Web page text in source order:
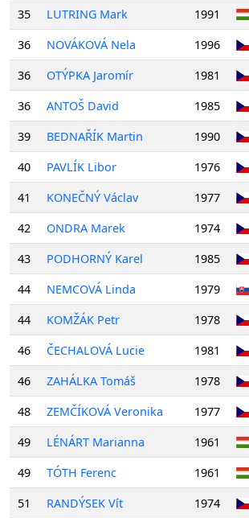
35
LUTRING Mark 1991
36
NOVÁKOVÁ Nela 1996
36
OTÝPKA Jaromír 1981
36
ANTOŠ David 1985
39
BEDNAŘÍK Martin 1990
40
PAVLÍK Libor 1976
41
KONEČNÝ Václav 1977
42
ONDRA Marek 1974
43
PODHORNÝ Karel 1985
44
NEMCOVÁ Linda 1979
44
KOMŽÁK Petr 1978
46
ČECHALOVÁ Lucie 1981
46
ZAHÁLKA Tomáš 1978
48
ZEMČÍKOVÁ Veronika 1977
49
LÉNÁRT Marianna 1961
49
TÓTH Ferenc 1961
51
RANDÝSEK Vít 1974